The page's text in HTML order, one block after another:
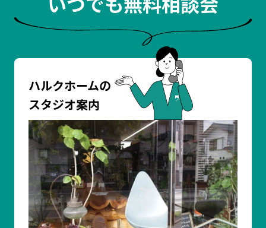
ハルクホームの
スタジオ案内